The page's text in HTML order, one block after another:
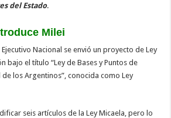
del Estado.
Milei
Nacional se envió un proyecto de Ley
bajo el título “Ley de Bases y Puntos de
los Argentinos”, conocida como Ley
seis artículos de la Ley Micaela, pero lo